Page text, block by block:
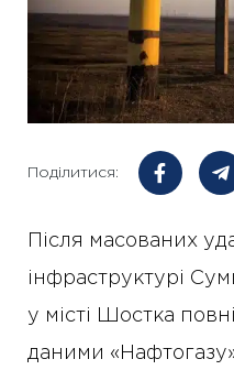
Поділитися:
Після масованих
інфраструктурі
у місті Шостка
даними